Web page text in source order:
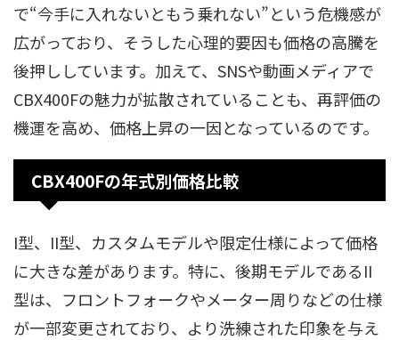
で“今手に入れないともう乗れない”という危機感が
広がっており、そうした心理的要因も価格の高騰を
後押ししています。加えて、SNSや動画メディアで
CBX400Fの魅力が拡散されていることも、再評価の
機運を高め、価格上昇の一因となっているのです。
CBX400Fの年式別価格比較
I型、II型、カスタムモデルや限定仕様によって価格
に大きな差があります。特に、後期モデルであるII
型は、フロントフォークやメーター周りなどの仕様
が一部変更されており、より洗練された印象を与え